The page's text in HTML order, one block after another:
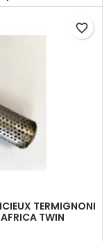
TERMIGNONI
TWIN
favorite_border